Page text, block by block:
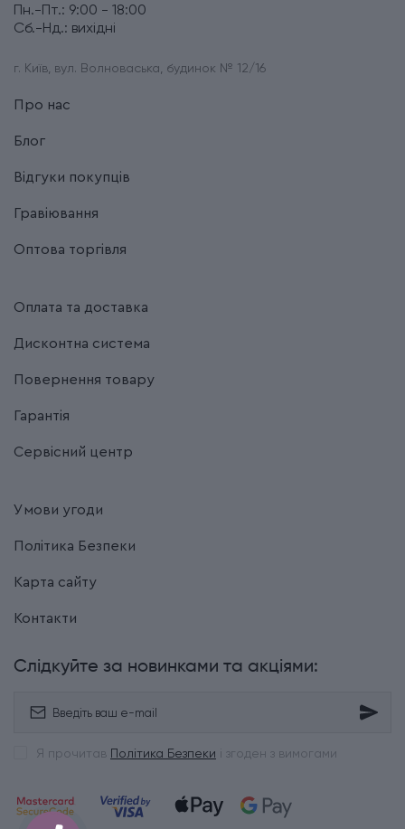
Пн.-Пт.: 9:00 - 18:00
Сб.-Нд.: вихідні
г. Київ, вул. Волноваська, будинок № 12/16
Про нас
Блог
Відгуки покупців
Гравіювання
Оптова торгівля
Оплата та доставка
Дисконтна система
Повернення товару
Гарантія
Сервісний центр
Умови угоди
Політика Безпеки
Карта сайту
Контакти
Слідкуйте за новинками та акціями:
Я прочитав Політика Безпеки і згоден з вимогами